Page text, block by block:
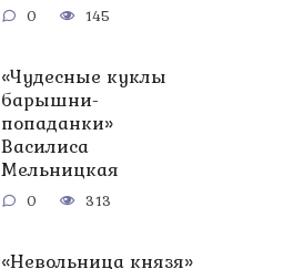
0 145
«Чудесные куклы
барышни-
попаданки»
Василиса
Мельницкая
0 313
«Невольница князя»